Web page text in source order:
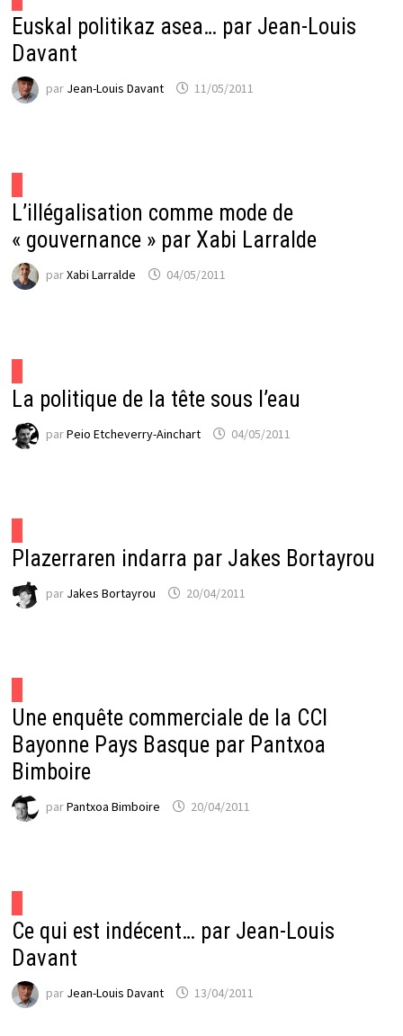
Euskal politikaz asea… par Jean-Louis
Davant
par Jean-Louis Davant 11/05/2011
L’illégalisation comme mode de
« gouvernance » par Xabi Larralde
parXabi Larralde 04/05/2011
La politique de la tête sous l’eau
parPeio Etcheverry-Ainchart 04/05/2011
Plazerraren indarra par Jakes Bortayrou
par Jakes Bortayrou 20/04/2011
Une enquête commerciale de la CCI
Bayonne Pays Basque par Pantxoa
Bimboire
parPantxoa Bimboire 20/04/2011
Ce qui est indécent… par Jean-Louis
Davant
par Jean-Louis Davant 13/04/2011